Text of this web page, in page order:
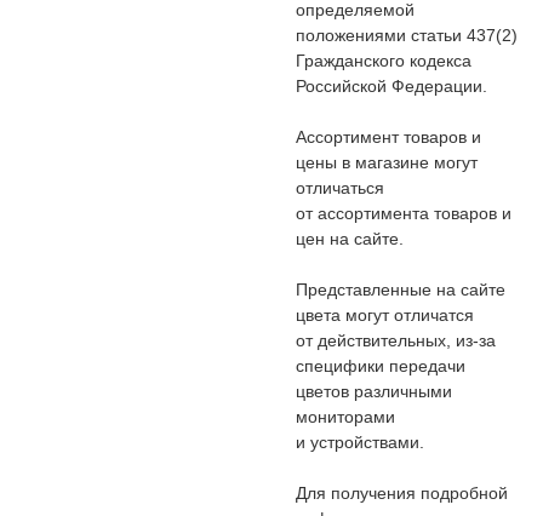
определяемой
положениями статьи 437(2)
Гражданского кодекса
Российской Федерации.
Ассортимент товаров и
цены в магазине могут
отличаться
от ассортимента товаров и
цен на сайте.
Представленные на сайте
цвета могут отличатся
от действительных, из-за
специфики передачи
цветов различными
мониторами
и устройствами.
Для получения подробной